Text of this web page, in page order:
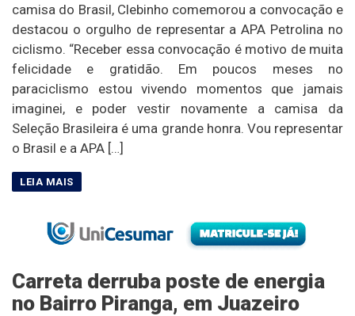
camisa do Brasil, Clebinho comemorou a convocação e
destacou o orgulho de representar a APA Petrolina no
ciclismo. “Receber essa convocação é motivo de muita
felicidade e gratidão. Em poucos meses no
paraciclismo estou vivendo momentos que jamais
imaginei, e poder vestir novamente a camisa da
Seleção Brasileira é uma grande honra. Vou representar
o Brasil e a APA […]
Carreta derruba poste de energia
no Bairro Piranga, em Juazeiro